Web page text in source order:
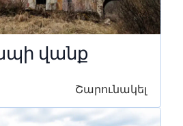
վանք
Շարունակել